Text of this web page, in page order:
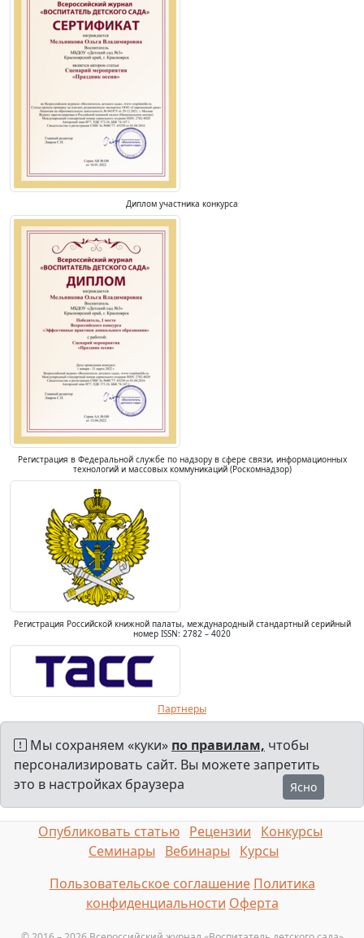
Диплом участника конкурса
Регистрация в Федеральной службе по надзору в сфере связи, информационных
технологий и массовых коммуникаций (Роскомнадзор)
Регистрация Российской книжной палаты, международный стандартный серийный
номер ISSN: 2782 – 4020
Партнеры
Мы сохраняем «куки» по правилам, чтобы
персонализировать сайт. Вы можете запретить
это в настройках браузера
Ясно
Опубликовать статью Рецензии
Конкурсы
Семинары
Вебинары
Курсы
Пользовательское соглашение Политика
конфиденциальности Оферта